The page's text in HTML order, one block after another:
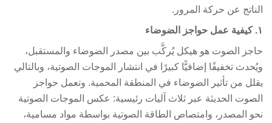
عن حركة المرور.
الصوت هو هيكل يُركَّب بين مصدر الضوضاء والمستقبل،
تخفيفًا إضافيًّا كبيرًا في انتشار الموجات الصوتية، وبالتالي
من تأثير الضوضاء في المنطقة المحمية. وتعمل حواجز
الحديثة عبر ثلاث آليات رئيسية: عكس الموجات الصوتية
المصدر، وامتصاص الطاقة الصوتية بواسطة مواد مسامية،